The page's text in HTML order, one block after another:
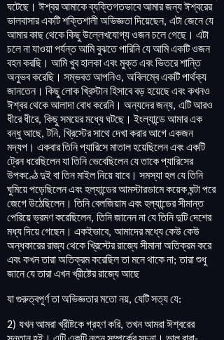
ঘটেছে। ঈশ্বরআমাকেব্যক্তিগতভাবেআমারজন্যঈশ্বরের
ভালবাসারএকটিশক্তিশালীঅভিজ্ঞতাদিয়েছেন, এটাজেনেযে
আমারকাছথেকেকিছুউল্লেখযোগ্যওজনচলেগেছে। এটা
চলেনাযাওয়াপর্যন্তআমিবুঝতেপারিনিযেআমিএকটিওজন
বহনকরছি। আমিখুবহালকাএবংমুক্তএবংভিতরেশান্তি
অনুভবকরেছি। সম্ভবতআপনিও, অবিলম্বেএকটিপার্থক্য
জানতেন। কিছুলোকখ্রিস্টানহিসাবেবড়হয়েছেএবংকখনও
ঈশ্বরথেকেআলাদাবোধকরেনি। অন্যদেরজন্য, এটিআরও
ধীরেধীরে, কিছুসময়েরমধ্যেঘটছে। ইংল্যান্ডেআমারএক
বন্ধুআছে, টনি, খ্রিস্টেরসাথেদেখাকরারআগেএকজন
মদ্যপ । একবারতিনিপ্যারিসেমাতালহয়েছিলেনএবংএকটি
ট্রেন ধরেছিলেনযাতিনিভেবেছিলেনযেতাকেপ্যারিসের
উপকণ্ঠেদুইবাতিনমাইলনিয়েযাবে। সমস্যাহলযেতিনি
ঘুমিয়েপড়েছিলেনএবংহল্যান্ডেরআমস্টারডামেকয়েকঘন্টাপরে
জেগেউঠেছিলেন। তিনিবেলজিয়ামএবংহল্যান্ডেরসীমান্ত
পেরিয়েভ্রমণকরেছিলেন, তিনিজানেননাযেতিনিদুটিদেশের
মধ্যদিয়েগেছেন। একইভাবে, আমাদেরমধ্যেকেউকেউ
অন্ধকারেররাজ্যথেকেখ্রিস্টেররাজ্যেসীমানাঅতিক্রমকরে
এবংকখনতারাঅতিক্রমকরেছিলতামনেথাকেনা;তারাশুধু
জানেযেতারাএখনখ্রীষ্টেররাজ্যেআছে
যাগুরুত্বপূর্ণতাঅভিজ্ঞতারমতোনয়, যেটিসত্যযে:
2) যখনআমরাখ্রীষ্টকেগ্রহণকরি,তখনআমরাঈশ্বরের